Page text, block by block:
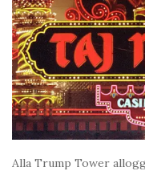
Alla Trump Tower